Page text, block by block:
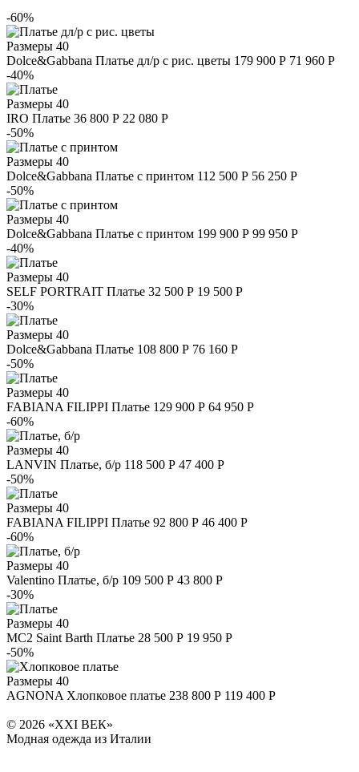
-60%
Размеры 40
Dolce&Gabbana Платье дл/р с рис. цветы 179 900 Р 71 960 Р
-40%
Размеры 40
IRO Платье 36 800 Р 22 080 Р
-50%
Размеры 40
Dolce&Gabbana Платье с принтом 112 500 Р 56 250 Р
-50%
Размеры 40
Dolce&Gabbana Платье с принтом 199 900 Р 99 950 Р
-40%
Размеры 40
SELF PORTRAIT Платье 32 500 Р 19 500 Р
-30%
Размеры 40
Dolce&Gabbana Платье 108 800 Р 76 160 Р
-50%
Размеры 40
FABIANA FILIPPI Платье 129 900 Р 64 950 Р
-60%
Размеры 40
LANVIN Платье, б/р 118 500 Р 47 400 Р
-50%
Размеры 40
FABIANA FILIPPI Платье 92 800 Р 46 400 Р
-60%
Размеры 40
Valentino Платье, б/р 109 500 Р 43 800 Р
-30%
Размеры 40
MC2 Saint Barth Платье 28 500 Р 19 950 Р
-50%
Размеры 40
AGNONA Хлопковое платье 238 800 Р 119 400 Р
© 2026 «XXI ВЕК»
Модная одежда из Италии